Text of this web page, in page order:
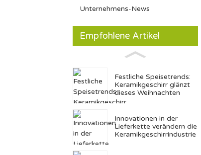
Unternehmens-News
Empfohlene Artikel
Festliche Speisetrends:
Keramikgeschirr glänzt
dieses Weihnachten
Innovationen in der
Lieferkette verändern die
Keramikgeschirrindustrie